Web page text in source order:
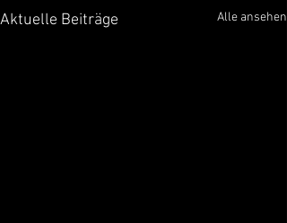
Aktuelle Beiträge Alle ansehen